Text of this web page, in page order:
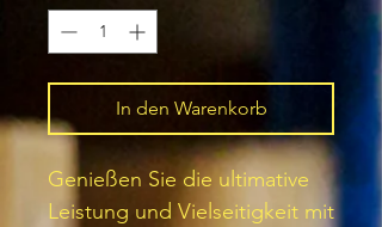
In den Warenkorb
Genießen Sie die ultimative
Leistung und Vielseitigkeit mit